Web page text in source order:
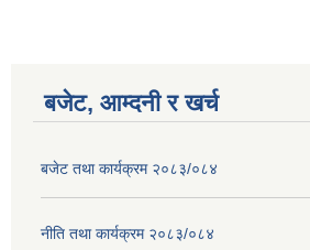
बजेट, आम्दनी र खर्च
बजेट तथा कार्यक्रम २०८३/०८४
नीति तथा कार्यक्रम २०८३/०८४